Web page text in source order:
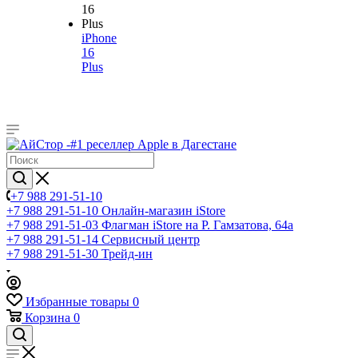
iPhone
16
Plus
+7 988 291-51-10
+7 988 291-51-10 Онлайн-магазин iStore
+7 988 291-51-03 Флагман iStore на Р. Гамзатова, 64а
+7 988 291-51-14 Сервисный центр
+7 988 291-51-30 Трейд-ин
Избранные товары 0
Корзина 0